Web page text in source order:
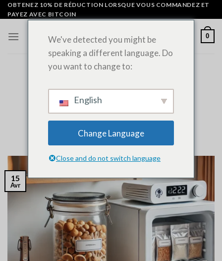
Skip
to
OBTENEZ 10% DE RÉDUCTION LORSQUE VOUS COMMANDEZ ET
PAYEZ AVEC BITCOIN
0
NOUVELLES GÉNÉRALES
champignons magiques et les
produits à base de psilocybine ?
15
Avr
We've detected you might be
speaking a different language. Do
you want to change to:
English
Change Language
Close and do not switch language